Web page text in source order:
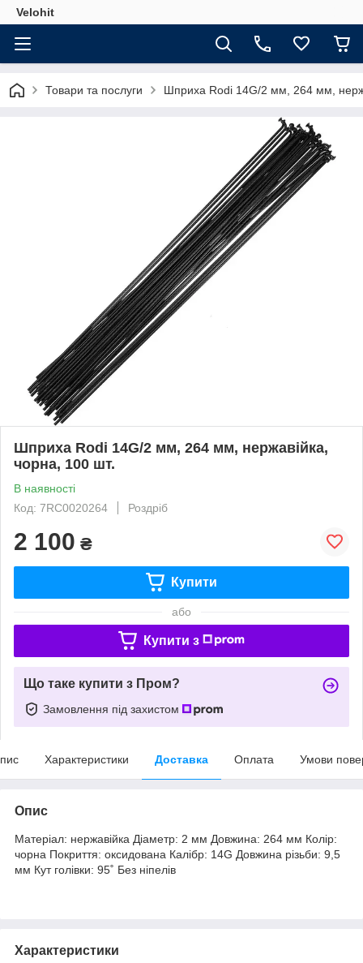
Velohit
Товари та послуги Шприха Rodi 14G/2 мм, 264 мм,
Шприха Rodi 14G/2 мм, 264 мм, нержавійка,
чорна, 100 шт.
В наявності
Код: 7RC0020264
Роздріб
2 100 ₴
Купити
або
Купити з
Що таке купити з Пром?
Замовлення під захистом
Характеристики Доставка Оплата Умови
Опис
Матеріал: нержавійка Діаметр: 2 мм Довжина: 264 мм Колір:
чорна Покриття: оксидована Калібр: 14G Довжина різьби: 9,5
мм Кут голівки: 95˚ Без ніпелів
Характеристики